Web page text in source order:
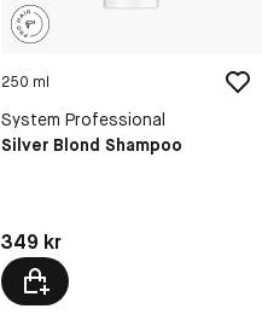
250 ml
System Professional
Silver Blond Shampoo
Pris: 349 kr
349 kr